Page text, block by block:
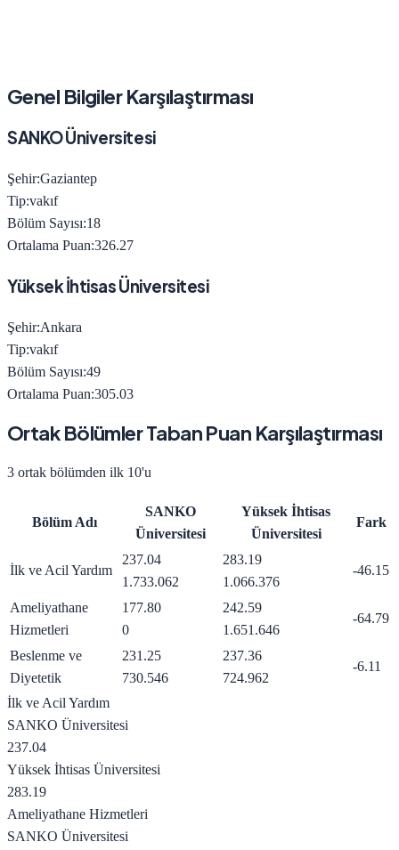
Genel Bilgiler Karşılaştırması
SANKO Üniversitesi
Şehir:Gaziantep
Tip:vakıf
Bölüm Sayısı:18
Ortalama Puan:326.27
Yüksek İhtisas Üniversitesi
Şehir:Ankara
Tip:vakıf
Bölüm Sayısı:49
Ortalama Puan:305.03
Ortak Bölümler Taban Puan Karşılaştırması
3 ortak bölümden ilk 10'u
Bölüm Adı
SANKO
Üniversitesi
Yüksek İhtisas
Üniversitesi
Fark
İlk ve Acil Yardım
237.04
1.733.062
283.19
1.066.376
-46.15
Ameliyathane
Hizmetleri
177.80
0
242.59
1.651.646
-64.79
Beslenme ve
Diyetetik
231.25
730.546
237.36
724.962
-6.11
İlk ve Acil Yardım
SANKO Üniversitesi
237.04
Yüksek İhtisas Üniversitesi
283.19
Ameliyathane Hizmetleri
SANKO Üniversitesi